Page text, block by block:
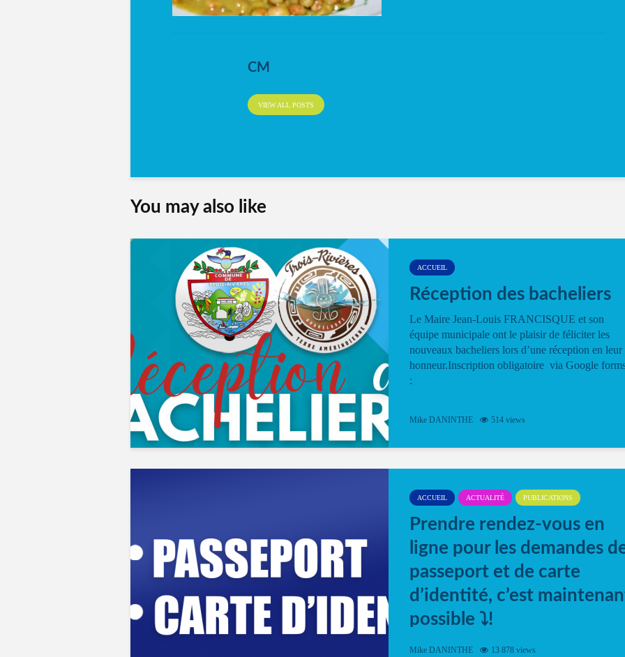
CM
VIEW ALL POSTS
You may also like
ACCUEIL
Réception des bacheliers
Le Maire Jean-Louis FRANCISQUE et son
équipe municipale ont le plaisir de féliciter les
nouveaux bacheliers lors d’une réception en leur
honneur.Inscription obligatoire via Google
:
Mike DANINTHE 514 views
ACCUEIL ACTUALITÉ PUBLICATIONS
Prendre rendez-vous en
ligne pour les demandes
passeport et de carte
d’identité, c’est
possible ⤵️!
Désormais, il est possible de prendre rendez-vous
Mike DANINTHE 13 878 views